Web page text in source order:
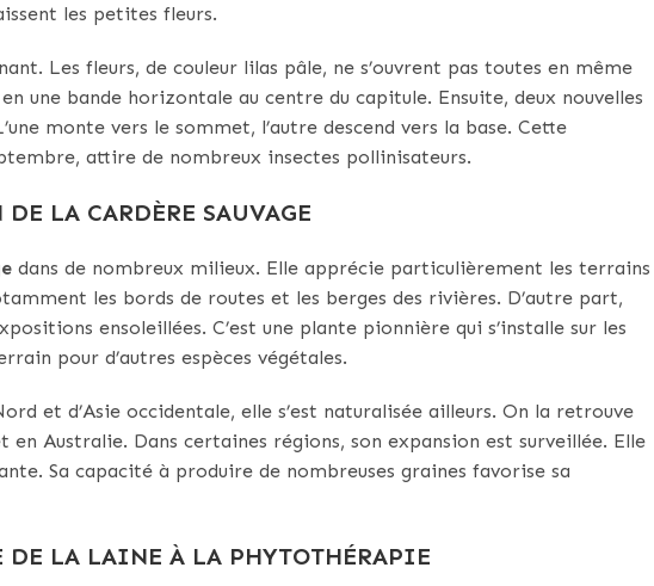
les petites fleurs.
Les fleurs, de couleur lilas pâle, ne s’ouvrent pas toutes en même
une bande horizontale au centre du capitule. Ensuite, deux nouvelles
monte vers le sommet, l’autre descend vers la base. Cette
attire de nombreux insectes pollinisateurs.
LA CARDÈRE SAUVAGE
dans de nombreux milieux. Elle apprécie particulièrement les terrains
les bords de routes et les berges des rivières. D’autre part,
ensoleillées. C’est une plante pionnière qui s’installe sur les
pour d’autres espèces végétales.
et d’Asie occidentale, elle s’est naturalisée ailleurs. On la retrouve
en Australie. Dans certaines régions, son expansion est surveillée. Elle
Sa capacité à produire de nombreuses graines favorise sa
DE LA LAINE À LA PHYTOTHÉRAPIE